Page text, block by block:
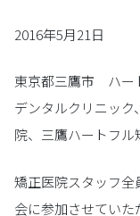
2016年5月21日
東京都三鷹市 ハー
デンタルクリニッ
院、三鷹ハートフル
矯正医院スタッフ
会に参加させていた